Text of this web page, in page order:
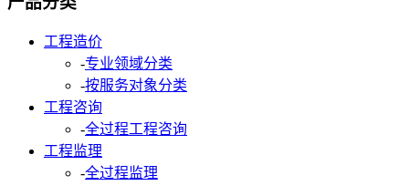
工程造价
-专业领域分类
-按服务对象分类
工程咨询
-全过程工程咨询
工程监理
-全过程监理